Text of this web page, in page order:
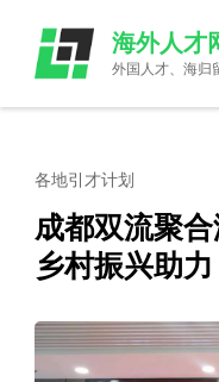
content
(Press
海外人才
外国人才、海归
各地引才计划
成都双流聚
乡村振兴助力